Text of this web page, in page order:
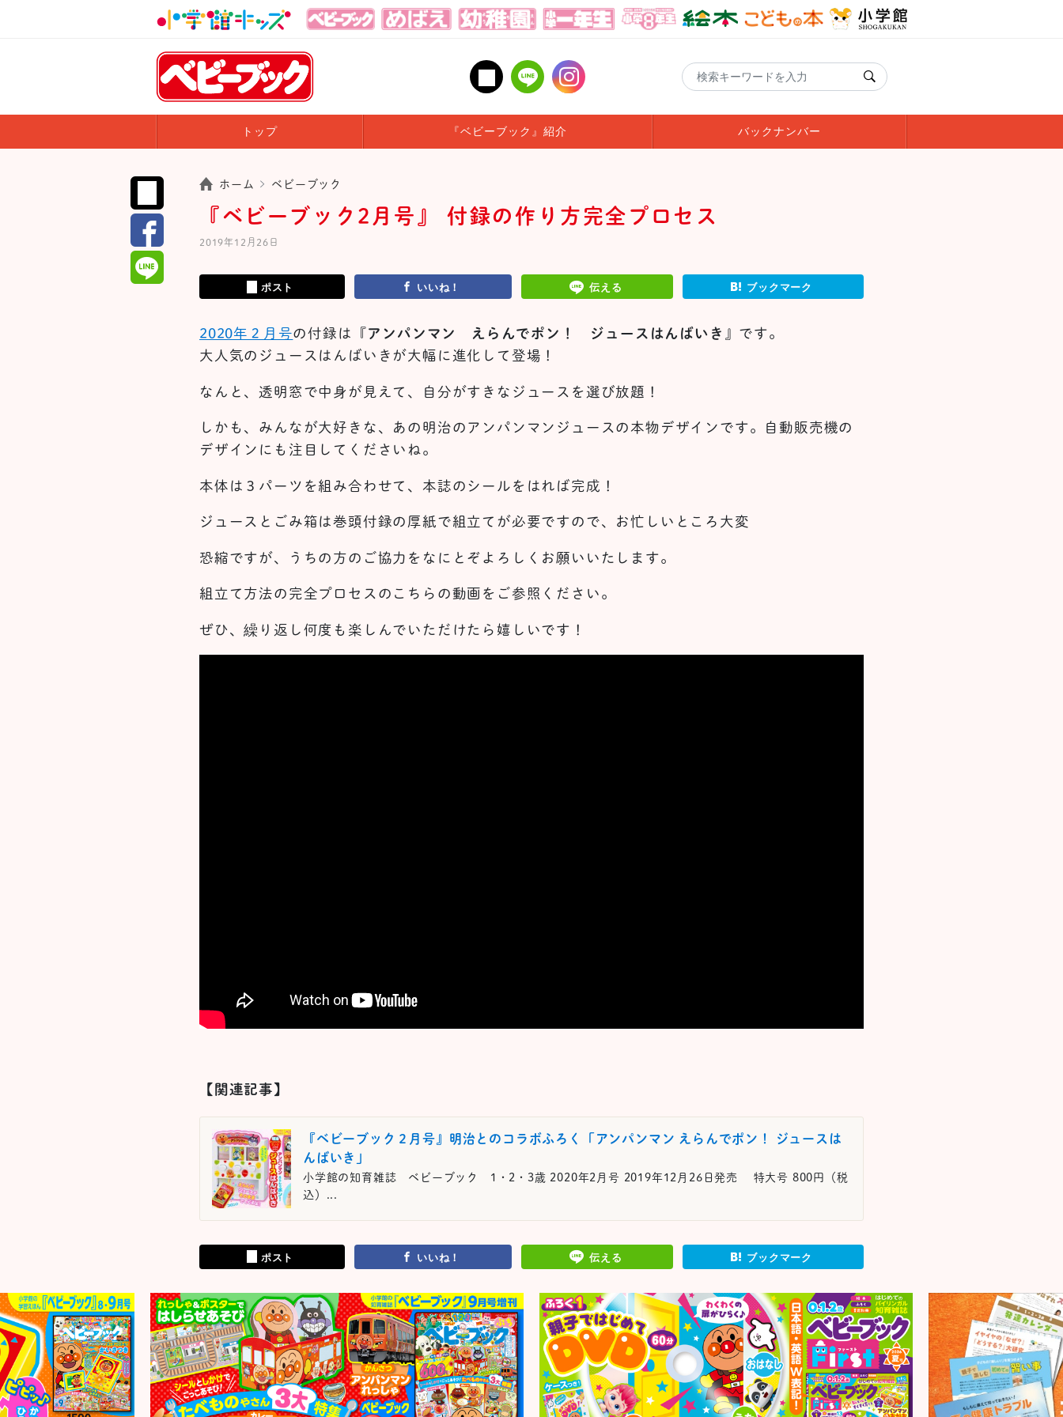
トップ 『ベビーブック』紹介 バックナンバー
ホーム ベビーブック
『ベビーブック2月号』 付録の作り方完全プロセス
2019年12月26日
ポスト いいね！ 伝える ブックマーク
2020年２月号の付録は『 アンパンマン えらんでポン！ ジュースはんばいき 』です。
大人気のジュースはんばいきが大幅に進化して登場！
なんと、透明窓で中身が見えて、自分がすきなジュースを選び放題！
しかも、みんなが大好きな、あの明治のアンパンマンジュースの本物デザインです。自動販売機の
デザインにも注目してくださいね。
本体は３パーツを組み合わせて、本誌のシールをはれば完成！
ジュースとごみ箱は巻頭付録の厚紙で組立てが必要ですので、お忙しいところ大変
恐縮ですが、うちの方のご協力をなにとぞよろしくお願いいたします。
組立て方法の完全プロセスのこちらの動画をご参照ください。
ぜひ、繰り返し何度も楽しんでいただけたら嬉しいです！
【関連記事】
『ベビーブック２月号』明治とのコラボふろく「アンパンマン えらんでポン！ ジュースは
んばいき」
小学館の知育雑誌 ベビーブック 1・2・3歳 2020年2月号 2019年12月26日発売 特大号 800円（税
込）...
ポスト いいね！ 伝える ブックマーク